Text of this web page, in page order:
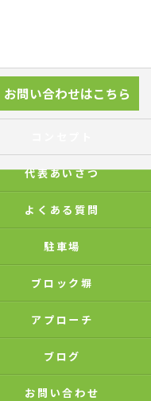
お問い合わせはこちら
代表あいさつ
よくある質問
駐車場
ブロック塀
アプローチ
ブログ
お問い合わせ